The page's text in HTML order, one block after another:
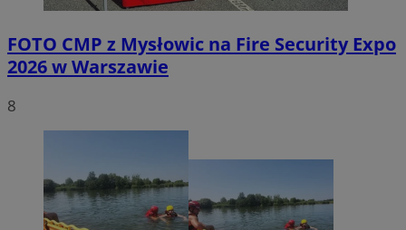
FOTO CMP z Mysłowic na Fire Security Expo
2026 w Warszawie
8